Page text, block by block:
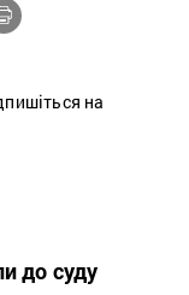
на
до суду